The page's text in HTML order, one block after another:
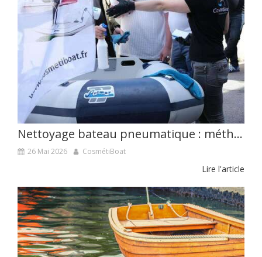
Nettoyage bateau pneumatique : méthodes douces et efficaces
26 Mai 2026 CosmétiBoat
Lire l'article